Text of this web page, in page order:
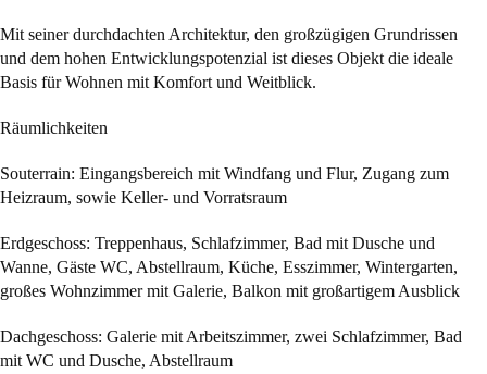
Mit seiner durchdachten Architektur, den großzügigen Grundrissen
und dem hohen Entwicklungspotenzial ist dieses Objekt die ideale
Basis für Wohnen mit Komfort und Weitblick.
Räumlichkeiten
Souterrain: Eingangsbereich mit Windfang und Flur, Zugang zum
Heizraum, sowie Keller- und Vorratsraum
Erdgeschoss: Treppenhaus, Schlafzimmer, Bad mit Dusche und
Wanne, Gäste WC, Abstellraum, Küche, Esszimmer, Wintergarten,
großes Wohnzimmer mit Galerie, Balkon mit großartigem Ausblick
Dachgeschoss: Galerie mit Arbeitszimmer, zwei Schlafzimmer, Bad
mit WC und Dusche, Abstellraum